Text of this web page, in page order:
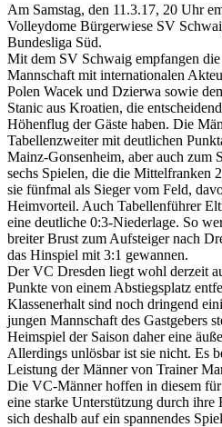
Am Samstag, den 11.3.17, 20 Uhr
Volleydome Bürgerwiese SV
Bundesliga Süd.
Mit dem SV Schwaig empfangen
Mannschaft mit internationalen
Polen Wacek und Dzierwa sowie
Stanic aus Kroatien, die
Höhenflug der Gäste haben. Die
Tabellenzweiter mit deutlichen
Mainz-Gonsenheim, aber auch zum
sechs Spielen, die die Mittelfranken
sie fünfmal als Sieger vom Feld,
Heimvorteil. Auch Tabellenführer
eine deutliche 0:3-Niederlage. So
breiter Brust zum Aufsteiger nach
das Hinspiel mit 3:1 gewannen.
Der VC Dresden liegt wohl derzeit
Punkte von einem Abstiegsplatz
Klassenerhalt sind noch dringend
jungen Mannschaft des Gastgebers
Heimspiel der Saison daher eine
Allerdings unlösbar ist sie nicht. Es
Leistung der Männer von Trainer
Die VC-Männer hoffen in diesem
eine starke Unterstützung durch ihre
sich deshalb auf ein spannendes